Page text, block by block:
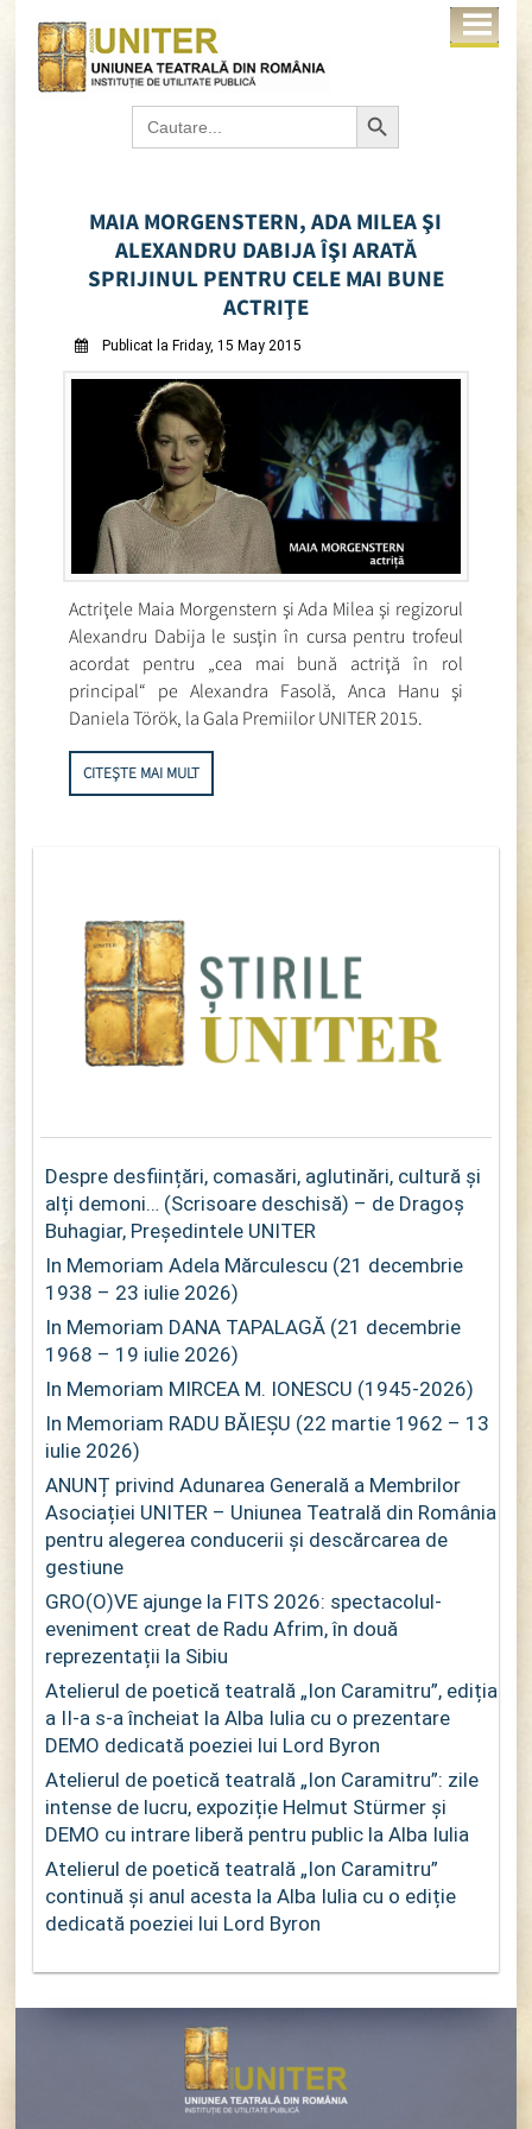
Search
for:
Search Button
MAIA MORGENSTERN, ADA MILEA ŞI
ALEXANDRU DABIJA ÎŞI ARATĂ
SPRIJINUL PENTRU CELE MAI BUNE
ACTRIŢE
Publicat la Friday, 15 May 2015
Actriţele Maia Morgenstern şi Ada Milea şi regizorul
Alexandru Dabija le susţin în cursa pentru trofeul
acordat pentru „cea mai bună actriţă în rol
principal“ pe Alexandra Fasolă, Anca Hanu şi
Daniela Török, la Gala Premiilor UNITER 2015.
CITEȘTE MAI MULT
Despre desființări, comasări, aglutinări, cultură și
alți demoni… (Scrisoare deschisă) – de Dragoș
Buhagiar, Președintele UNITER
In Memoriam Adela Mărculescu (21 decembrie
1938 – 23 iulie 2026)
In Memoriam DANA TAPALAGĂ (21 decembrie
1968 – 19 iulie 2026)
In Memoriam MIRCEA M. IONESCU (1945-2026)
In Memoriam RADU BĂIEȘU (22 martie 1962 – 13
iulie 2026)
ANUNȚ privind Adunarea Generală a Membrilor
Asociației UNITER – Uniunea Teatrală din România
pentru alegerea conducerii și descărcarea de
gestiune
GRO(O)VE ajunge la FITS 2026: spectacolul-
eveniment creat de Radu Afrim, în două
reprezentații la Sibiu
Atelierul de poetică teatrală „Ion Caramitru”, ediția
a II-a s-a încheiat la Alba Iulia cu o prezentare
DEMO dedicată poeziei lui Lord Byron
Atelierul de poetică teatrală „Ion Caramitru”: zile
intense de lucru, expoziție Helmut Stürmer și
DEMO cu intrare liberă pentru public la Alba Iulia
Atelierul de poetică teatrală „Ion Caramitru”
continuă și anul acesta la Alba Iulia cu o ediție
dedicată poeziei lui Lord Byron